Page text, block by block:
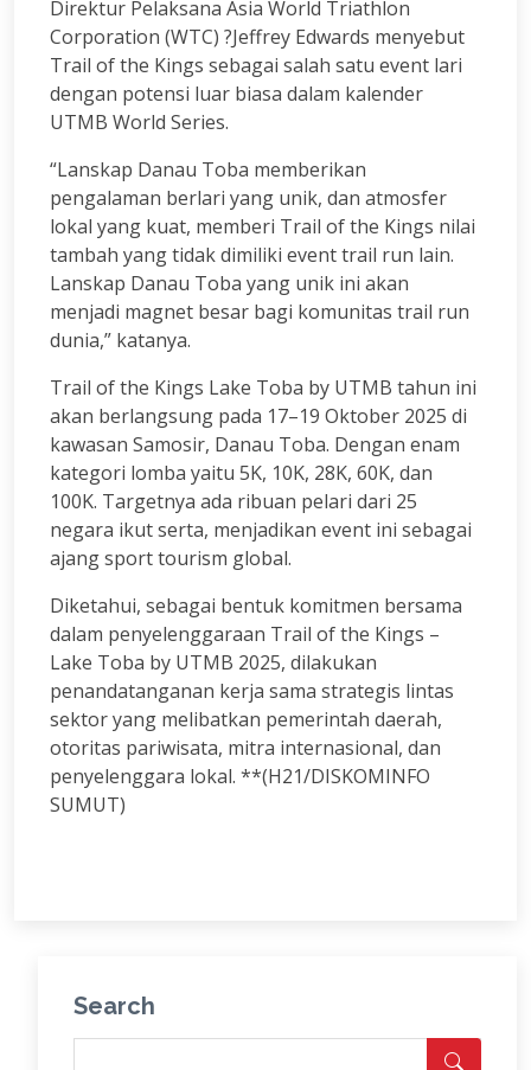
Direktur Pelaksana Asia World Triathlon
Corporation (WTC) ?Jeffrey Edwards menyebut
Trail of the Kings sebagai salah satu event lari
dengan potensi luar biasa dalam kalender
UTMB World Series.
“Lanskap Danau Toba memberikan
pengalaman berlari yang unik, dan atmosfer
lokal yang kuat, memberi Trail of the Kings nilai
tambah yang tidak dimiliki event trail run lain.
Lanskap Danau Toba yang unik ini akan
menjadi magnet besar bagi komunitas trail run
dunia,” katanya.
Trail of the Kings Lake Toba by UTMB tahun ini
akan berlangsung pada 17–19 Oktober 2025 di
kawasan Samosir, Danau Toba. Dengan enam
kategori lomba yaitu 5K, 10K, 28K, 60K, dan
100K. Targetnya ada ribuan pelari dari 25
negara ikut serta, menjadikan event ini sebagai
ajang sport tourism global.
Diketahui, sebagai bentuk komitmen bersama
dalam penyelenggaraan Trail of the Kings –
Lake Toba by UTMB 2025, dilakukan
penandatanganan kerja sama strategis lintas
sektor yang melibatkan pemerintah daerah,
otoritas pariwisata, mitra internasional, dan
penyelenggara lokal. **(H21/DISKOMINFO
SUMUT)
Search